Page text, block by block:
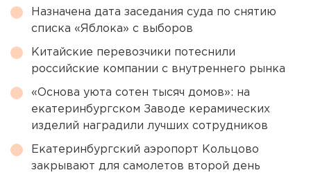
Назначена дата заседания суда по снятию
списка «Яблока» с выборов
Китайские перевозчики потеснили
российские компании с внутреннего рынка
«Основа уюта сотен тысяч домов»: на
екатеринбургском Заводе керамических
изделий наградили лучших сотрудников
Екатеринбургский аэропорт Кольцово
закрывают для самолетов второй день